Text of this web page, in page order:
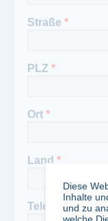
Straße *
PLZ *
Ort *
Land *
Telefon
Diese
Inhalte
und zu
welche